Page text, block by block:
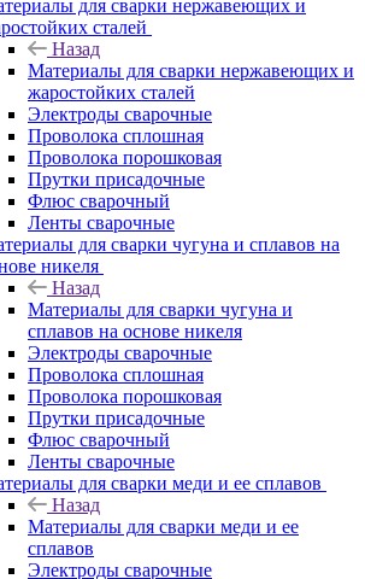
для сварки нержавеющих и
сталей
Назад
Материалы для сварки нержавеющих и
жаростойких сталей
Электроды сварочные
Проволока сплошная
Проволока порошковая
Прутки присадочные
Флюс сварочный
Ленты сварочные
для сварки чугуна и сплавов на
никеля
Назад
Материалы для сварки чугуна и
сплавов на основе никеля
Электроды сварочные
Проволока сплошная
Проволока порошковая
Прутки присадочные
Флюс сварочный
Ленты сварочные
для сварки меди и ее сплавов
Назад
Материалы для сварки меди и ее
сплавов
Электроды сварочные